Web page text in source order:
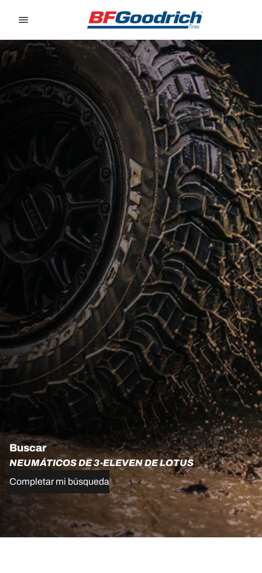
Buscar
NEUMÁTICOS DE 3-ELEVEN DE LOTUS
Completar mi búsqueda